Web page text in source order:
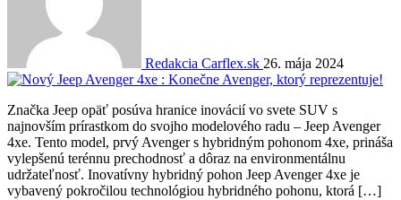
Redakcia Carflex.sk 26. mája 2024
Značka Jeep opäť posúva hranice inovácií vo svete SUV s
najnovším prírastkom do svojho modelového radu – Jeep Avenger
4xe. Tento model, prvý Avenger s hybridným pohonom 4xe, prináša
vylepšenú terénnu prechodnosť a dôraz na environmentálnu
udržateľnosť. Inovatívny hybridný pohon Jeep Avenger 4xe je
vybavený pokročilou technológiou hybridného pohonu, ktorá […]